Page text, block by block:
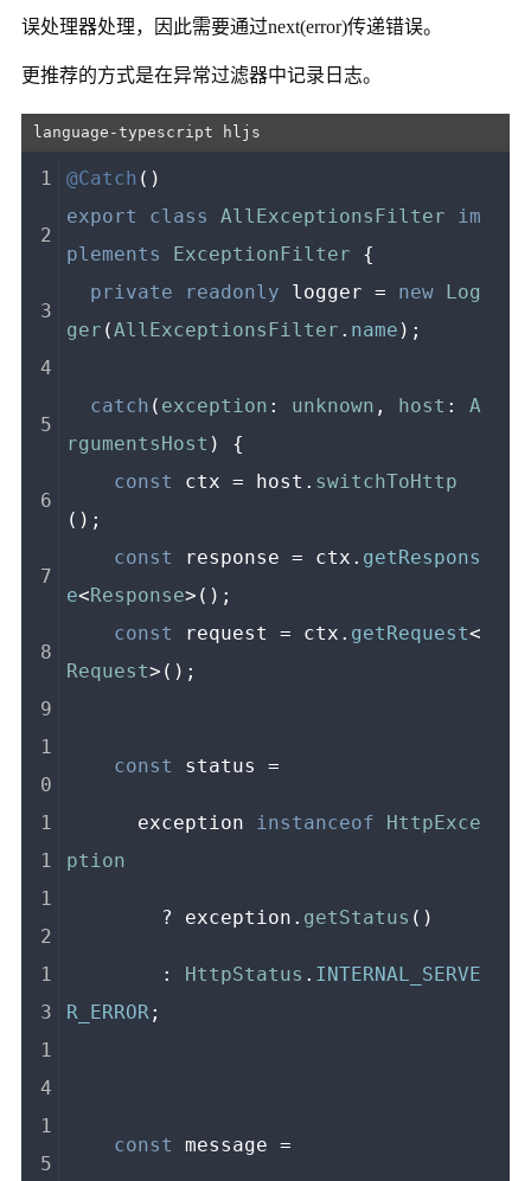
误处理器处理，因此需要通过next(error)传递错误。
更推荐的方式是在异常过滤器中记录日志。
@Catch ()
export
class AllExceptionsFilter
im
plements
ExceptionFilter {
private
readonly logger = new Log
ger (AllExceptionsFilter . name );
catch ( exception : unknown , host : A
rgumentsHost ) {
const
ctx = host. switchToHttp
();
const
response = ctx. getRespons
e<Response>();
const
request = ctx. getRequest<
Request>();
const status =
      exception
instanceof
HttpExce
ption
        ? exception.
getStatus ()
        :
HttpStatus . INTERNAL_SERVE
R_ERROR ;
const message =